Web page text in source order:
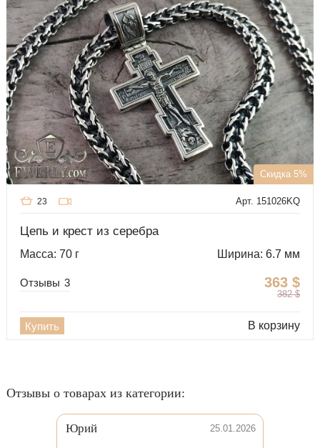
Скидка 5%
Арт. 151026KQ
23
Цепь и крест из серебра
Масса: 70 г Ширина: 6.7 мм
363 $
382 $
Отзывы 3
Купить В корзину
Отзывы о товарах из категории:
Юрий 25.01.2026